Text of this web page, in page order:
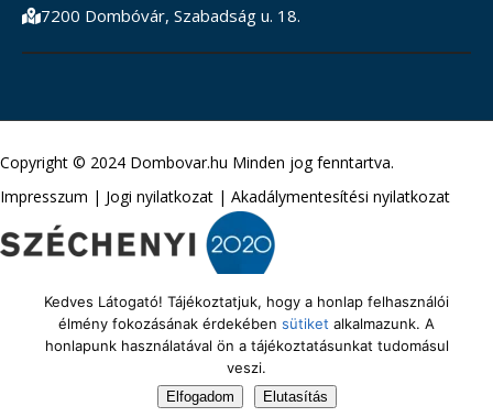
7200 Dombóvár, Szabadság u. 18.
Copyright © 2024 Dombovar.hu Minden jog fenntartva.
Impresszum | Jogi nyilatkozat | Akadálymentesítési nyilatkozat
Kedves Látogató! Tájékoztatjuk, hogy a honlap felhasználói
élmény fokozásának érdekében sütiket alkalmazunk. A
honlapunk használatával ön a tájékoztatásunkat tudomásul
veszi.
Elfogadom Elutasítás